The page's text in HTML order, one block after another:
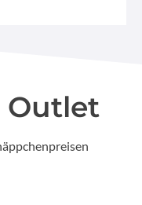
Outlet